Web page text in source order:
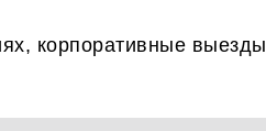
корпоративные выезды